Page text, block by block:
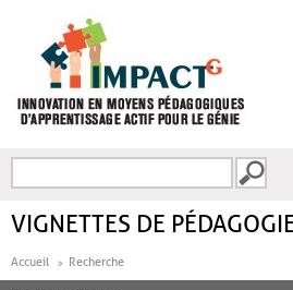
FORMULAIRE DE
VIGNETTES DE
Accueil Recherche